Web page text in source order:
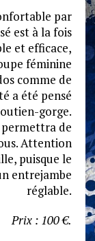
par
est à la fois
et efficace,
féminine
comme de
a été pensé
gorge.
permettra de
Attention
puisque le
entrejambe
réglable.
Prix : 100 €.